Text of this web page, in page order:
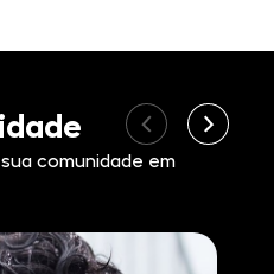
comunidade em